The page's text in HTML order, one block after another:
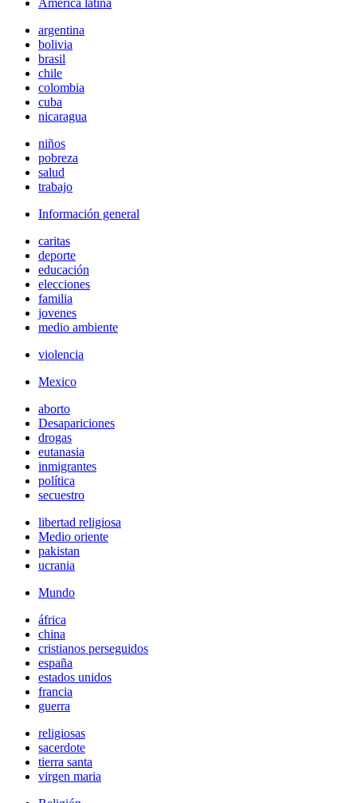
America latina
argentina
bolivia
brasil
chile
colombia
cuba
nicaragua
niños
pobreza
salud
trabajo
Información general
caritas
deporte
educación
elecciones
familia
jovenes
medio ambiente
violencia
Mexico
aborto
Desapariciones
drogas
eutanasia
inmigrantes
política
secuestro
libertad religiosa
Medio oriente
pakistan
ucrania
Mundo
áfrica
china
cristianos perseguidos
españa
estados unidos
francia
guerra
religiosas
sacerdote
tierra santa
virgen maria